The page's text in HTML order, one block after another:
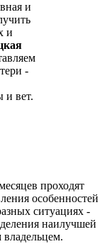
и
и
-
и вет.
проходят
особенностей
ситуациях -
наилучшей